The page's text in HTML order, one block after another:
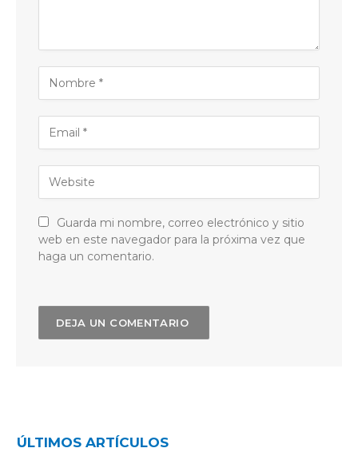
Guarda mi nombre, correo electrónico y sitio
web en este navegador para la próxima vez que
haga un comentario.
ÚLTIMOS ARTÍCULOS